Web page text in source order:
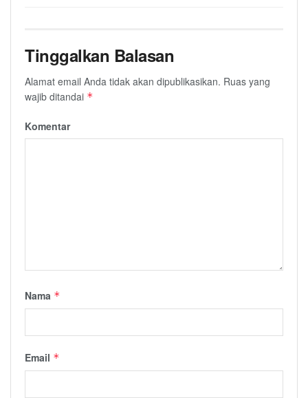
Tinggalkan Balasan
Alamat email Anda tidak akan dipublikasikan. Ruas yang
wajib ditandai *
Komentar
Nama *
Email *